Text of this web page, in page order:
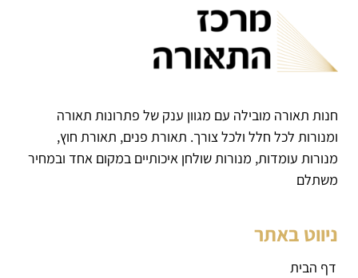
חנות תאורה מובילה עם מגוון ענק של פתרונות תאורה
ומנורות לכל חלל ולכל צורך. תאורת פנים, תאורת חוץ,
מנורות עומדות, מנורות שולחן איכותיים במקום אחד ובמחיר
משתלם
ניווט באתר
דף הבית